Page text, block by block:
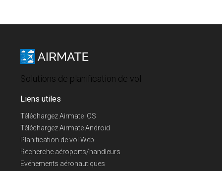
Solutions de planification de vol
Liens utiles
Téléchargez Airmate iOS
Téléchargez Airmate Android
Planification de vol Web
Recherche aéroports/handleurs
Evénements aéronautiques